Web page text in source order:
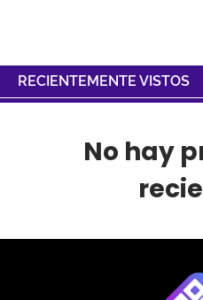
RECIENTEMENTE VISTOS
No hay